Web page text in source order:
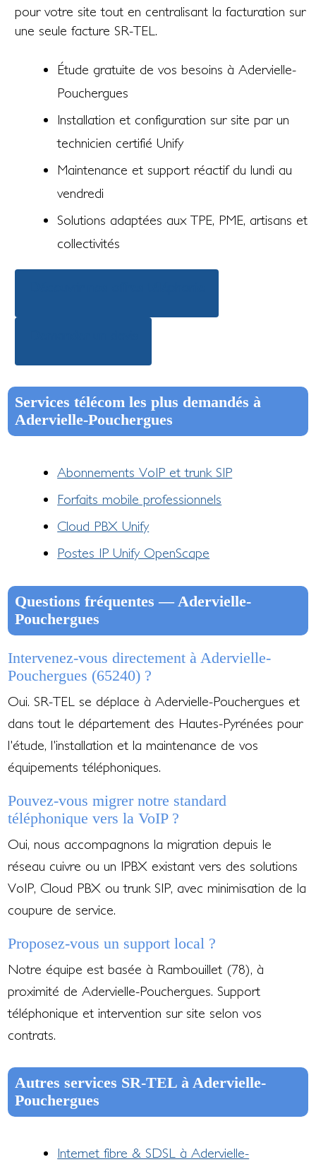
pour votre site tout en centralisant la facturation sur
une seule facture SR-TEL.
Étude gratuite de vos besoins à Adervielle-
Pouchergues
Installation et configuration sur site par un
technicien certifié Unify
Maintenance et support réactif du lundi au
vendredi
Solutions adaptées aux TPE, PME, artisans et
collectivités
Services télécom les plus demandés à
Adervielle-Pouchergues
Abonnements VoIP et trunk SIP
Forfaits mobile professionnels
Cloud PBX Unify
Postes IP Unify OpenScape
Questions fréquentes — Adervielle-
Pouchergues
Intervenez-vous directement à Adervielle-
Pouchergues (65240) ?
Oui. SR-TEL se déplace à Adervielle-Pouchergues et
dans tout le département des Hautes-Pyrénées pour
l'étude, l'installation et la maintenance de vos
équipements téléphoniques.
Pouvez-vous migrer notre standard
téléphonique vers la VoIP ?
Oui, nous accompagnons la migration depuis le
réseau cuivre ou un IPBX existant vers des solutions
VoIP, Cloud PBX ou trunk SIP, avec minimisation de la
coupure de service.
Proposez-vous un support local ?
Notre équipe est basée à Rambouillet (78), à
proximité de Adervielle-Pouchergues. Support
téléphonique et intervention sur site selon vos
contrats.
Autres services SR-TEL à Adervielle-
Pouchergues
Internet fibre & SDSL à Adervielle-